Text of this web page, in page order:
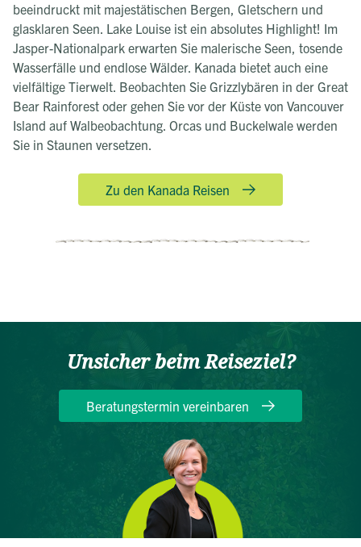
beeindruckt mit majestätischen Bergen, Gletschern und
glasklaren Seen. Lake Louise ist ein absolutes Highlight! Im
Jasper-Nationalpark erwarten Sie malerische Seen, tosende
Wasserfälle und endlose Wälder. Kanada bietet auch eine
vielfältige Tierwelt. Beobachten Sie Grizzlybären in der Great
Bear Rainforest oder gehen Sie vor der Küste von Vancouver
Island auf Walbeobachtung. Orcas und Buckelwale werden
Sie in Staunen versetzen.
Zu den Kanada Reisen
Unsicher beim Reiseziel?
Beratungstermin vereinbaren